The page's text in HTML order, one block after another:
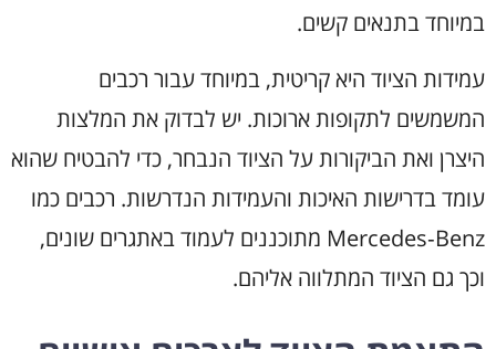
במיוחד בתנאים קשים.
עמידות הציוד היא קריטית, במיוחד עבור רכבים
המשמשים לתקופות ארוכות. יש לבדוק את המלצות
היצרן ואת הביקורות על הציוד הנבחר, כדי להבטיח שהוא
עומד בדרישות האיכות והעמידות הנדרשות. רכבים כמו
Mercedes‑Benz מתוכננים לעמוד באתגרים שונים,
וכך גם הציוד המתלווה אליהם.